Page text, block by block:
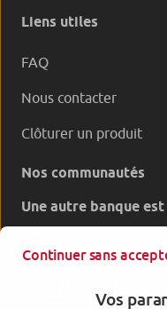
Liens utiles
FAQ
Nous contacter
Clôturer un produit
Nos communautés
Une autre banque
Continuer sans
Vos